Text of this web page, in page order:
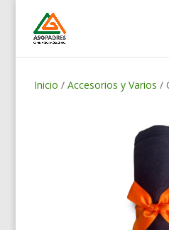
Inicio /Accesorios y Varios /